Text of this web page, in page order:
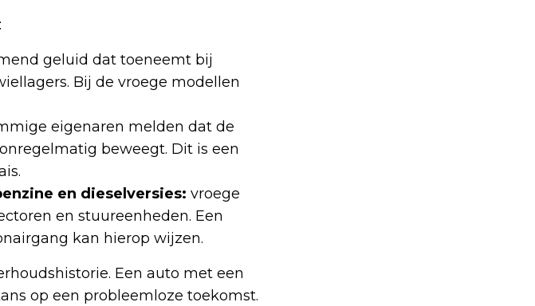
geluid dat toeneemt bij
Bij de vroege modellen
eigenaren melden dat de
beweegt. Dit is een
en dieselversies: vroege
en stuureenheden. Een
kan hierop wijzen.
Een auto met een
op een probleemloze toekomst.